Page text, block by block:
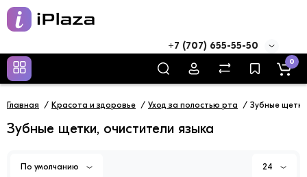
+7 (707) 655-55-50
0
Главная Красота и здоровье Уход за полостью рта Зубные
Зубные щетки, очистители языка
По умолчанию 24